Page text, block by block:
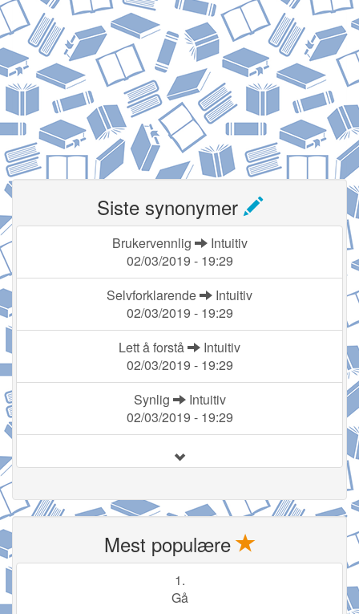
Siste synonymer
Brukervennlig
Intuitiv
02/03/2019 - 19:29
Selvforklarende
Intuitiv
02/03/2019 - 19:29
Lett å forstå
Intuitiv
02/03/2019 - 19:29
Synlig
Intuitiv
02/03/2019 - 19:29
Mest populære
1.
Gå